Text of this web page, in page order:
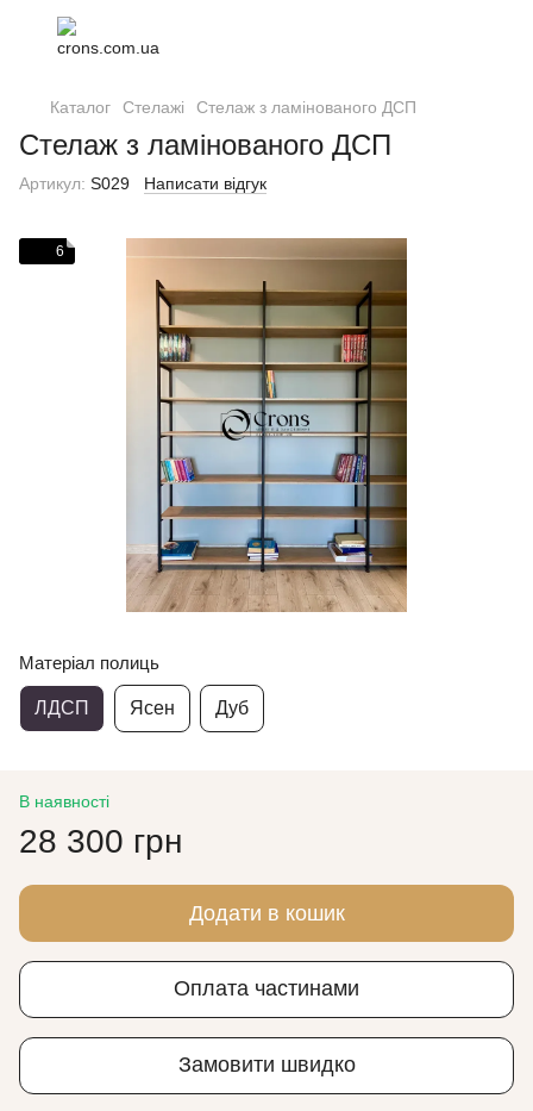
Каталог Стелажі Стелаж з ламінованого ДСП
Стелаж з ламінованого ДСП
Артикул: S029 Написати відгук
6
Матеріал полиць
ЛДСП Ясен Дуб
В наявності
28 300 грн
Додати в кошик
Оплата частинами
Замовити швидко